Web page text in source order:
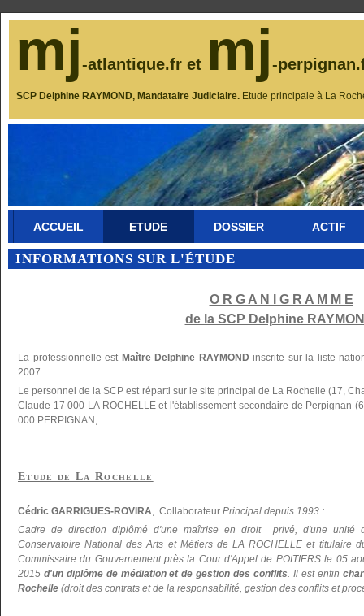
mj-atlantique.fr et mj-
SCP Delphine RAYMOND, Mandataire Judiciaire. Etude principale à La
ACCUEIL ETUDE DOSSIER ACTIF
INFORMATIONS SUR L'ÉTUDE
O R G A N I G R A M M E
de la SCP Delphine
La professionnelle est Maître Delphine RAYMOND inscrite sur la liste
2007.
Le personnel de la SCP est réparti sur le site principal de La Rochelle (17,
Claude 17 000 LA ROCHELLE et l'établissement secondaire de Perpignan
000 PERPIGNAN,
Etude de La Rochelle
Cédric GARRIGUES-ROVIRA, Collaborateur Principal depuis 1993 :
Cadre de direction diplômé d'une maîtrise en droit privé, d'une unité
Conservatoire National des Arts et Métiers de LA ROCHELLE et titulaire
Commissaire du Gouvernement près la Cour d'Appel de POITIERS le 05
2015 d'un diplôme de médiation et de gestion des conflits. Il est enfin
Rochelle (droit des contrats et de la responsabilité, gestion des conflits et